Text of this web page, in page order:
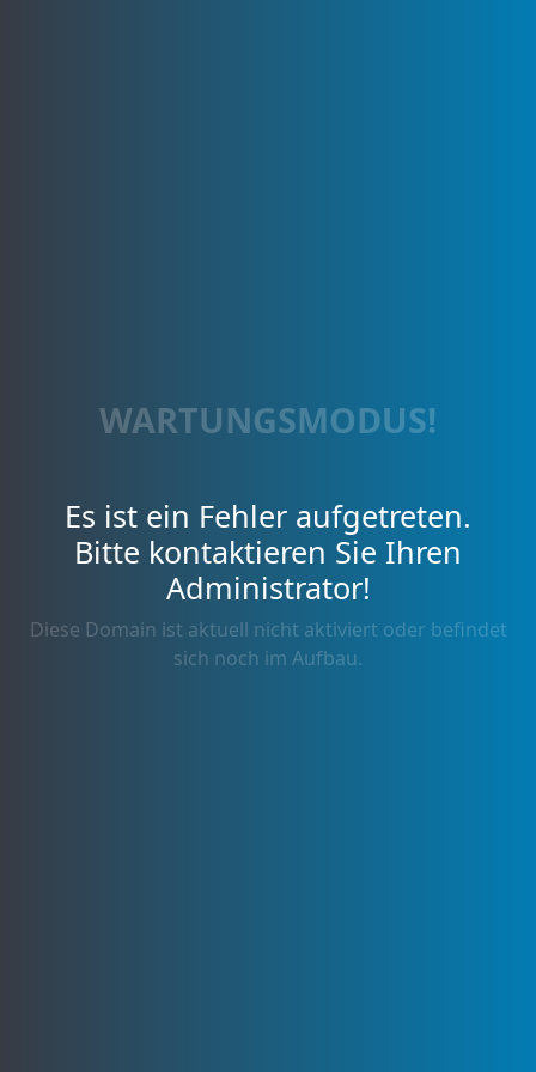
WARTUNGSMODUS!
Es ist ein Fehler aufgetreten.
Bitte kontaktieren Sie Ihren
Administrator!
Diese Domain ist aktuell nicht aktiviert oder befindet
sich noch im Aufbau.